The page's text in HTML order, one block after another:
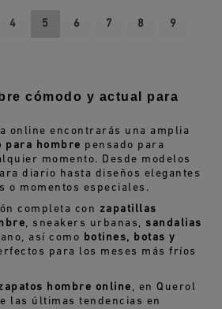
4 5 6 7 8 9
cómodo y actual para
online encontrarás una amplia
para hombre pensado para
momento. Desde modelos
diario hasta diseños elegantes
o momentos especiales.
completa con zapatillas
, sneakers urbanas, sandalias
así como botines, botas y
para los meses más fríos
hombre online , en Querol
las últimas tendencias en